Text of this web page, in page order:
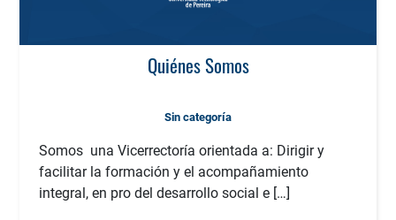
Quiénes Somos
Sin categoría
Somos una Vicerrectoría orientada a: Dirigir y
facilitar la formación y el acompañamiento
integral, en pro del desarrollo social e […]